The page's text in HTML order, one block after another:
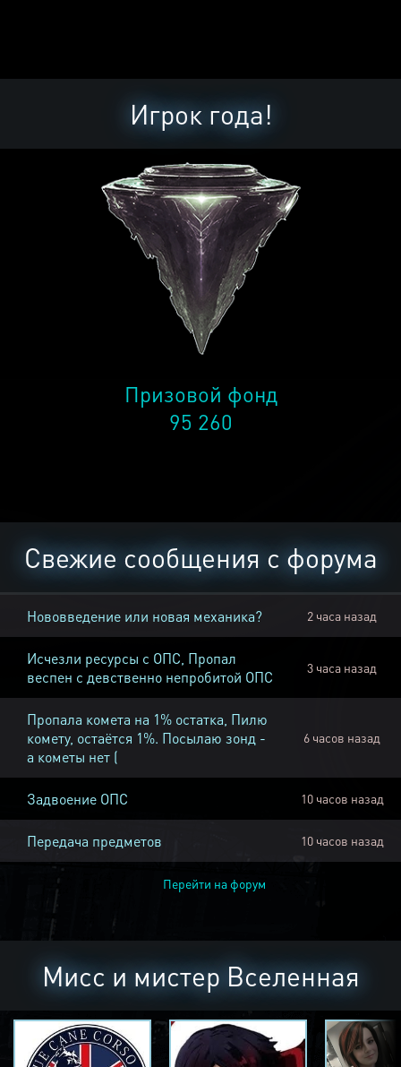
Игрок года!
Призовой фонд
95 260
Свежие сообщения с форума
Нововведение или новая механика? 2 часа назад
Исчезли ресурсы с ОПС, Пропал
веспен с девственно непробитой ОПС
3 часа назад
Пропала комета на 1% остатка, Пилю
комету, остаётся 1%. Посылаю зонд -
а кометы нет (
6 часов назад
Задвоение ОПС 10 часов назад
Передача предметов 10 часов назад
Перейти на форум
Мисс и мистер Вселенная